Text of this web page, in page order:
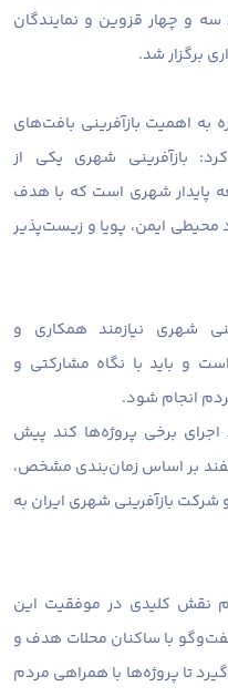
و چهار قزوین و نمایندگان
برگزار شد.
به اهمیت بازآفرینی بافت‌های
بازآفرینی شهری یکی از
پایدار شهری است که با هدف
محیطی ایمن، پویا و زیست‌پذیر
شهری نیازمند همکاری و
و باید با نگاه مشارکتی و
انجام شود.
اجرای برخی پروژه‌ها کند پیش
بر اساس زمان‌بندی مشخص،
بازآفرینی شهری ایران به
نقش کلیدی در موفقیت این
با ساکنان محلات هدف و
تا پروژه‌ها با همراهی مردم